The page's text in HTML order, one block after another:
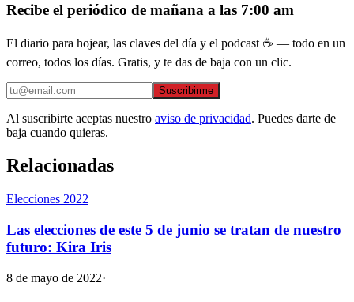
Recibe el periódico de mañana a las 7:00 am
El diario para hojear, las claves del día y el podcast ☕ — todo en un
correo, todos los días. Gratis, y te das de baja con un clic.
Suscribirme
Al suscribirte aceptas nuestro aviso de privacidad. Puedes darte de
baja cuando quieras.
Relacionadas
Elecciones 2022
Las elecciones de este 5 de junio se tratan de nuestro
futuro: Kira Iris
8 de mayo de 2022·